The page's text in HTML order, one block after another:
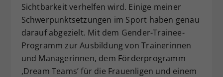
Sichtbarkeit verhelfen wird. Einige meiner
Schwerpunktsetzungen im Sport haben genau
darauf abgezielt. Mit dem Gender-Trainee-
Programm zur Ausbildung von Trainerinnen
und Managerinnen, dem Förderprogramm
,Dream Teams’ für die Frauenligen und einem